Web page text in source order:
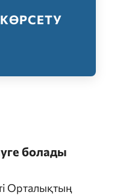
болады
Орталықтың